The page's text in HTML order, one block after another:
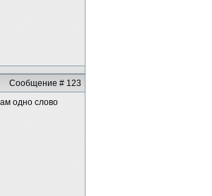
Сообщение # 123
одно слово